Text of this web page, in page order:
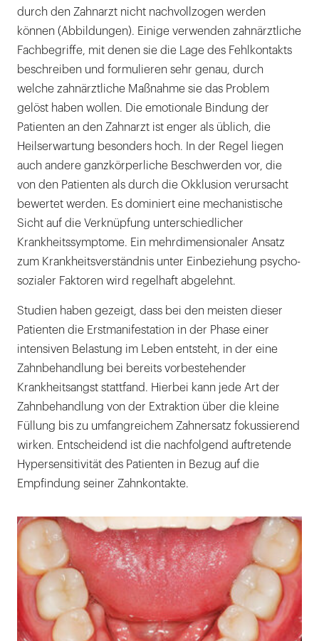
durch den Zahnarzt nicht nachvollzogen werden
können (Abbildungen). Einige verwenden zahnärztliche
Fachbegriffe, mit denen sie die Lage des Fehlkontakts
beschreiben und formulieren sehr genau, durch
welche zahnärztliche Maßnahme sie das Problem
gelöst haben wollen. Die emotionale Bindung der
Patienten an den Zahnarzt ist enger als üblich, die
Heilserwartung besonders hoch. In der Regel liegen
auch andere ganzkörperliche Beschwerden vor, die
von den Patienten als durch die Okklusion verursacht
bewertet werden. Es dominiert eine mechanistische
Sicht auf die Verknüpfung unterschiedlicher
Krankheitssymptome. Ein mehrdimensionaler Ansatz
zum Krankheitsverständnis unter Einbeziehung psycho-
sozialer Faktoren wird regelhaft abgelehnt.
Studien haben gezeigt, dass bei den meisten dieser
Patienten die Erstmanifestation in der Phase einer
intensiven Belastung im Leben entsteht, in der eine
Zahnbehandlung bei bereits vorbestehender
Krankheitsangst stattfand. Hierbei kann jede Art der
Zahnbehandlung von der Extraktion über die kleine
Füllung bis zu umfangreichem Zahnersatz fokussierend
wirken. Entscheidend ist die nachfolgend auftretende
Hypersensitivität des Patienten in Bezug auf die
Empfindung seiner Zahnkontakte.